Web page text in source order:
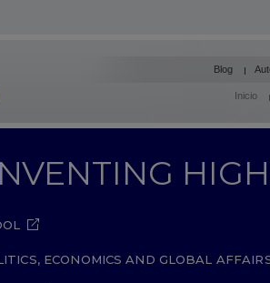
Blog
Inicio
ECONOMICS AND GLOBAL